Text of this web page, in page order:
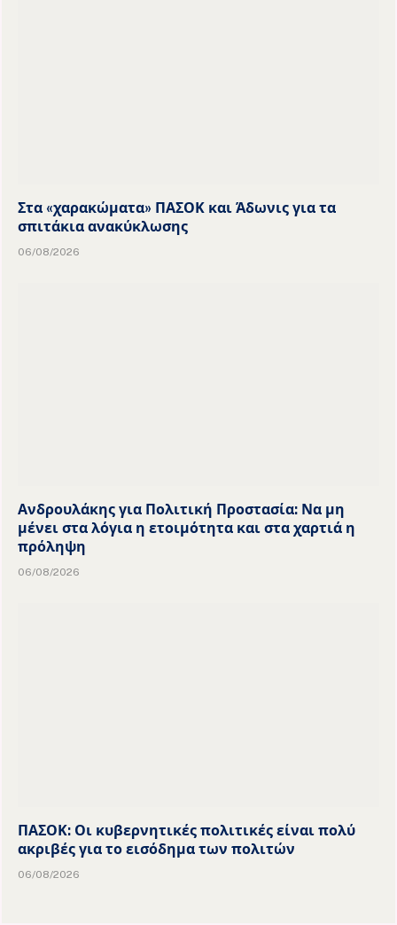
Στα «χαρακώματα» ΠΑΣΟΚ και Άδωνις για τα
σπιτάκια ανακύκλωσης
06/08/2026
Ανδρουλάκης για Πολιτική Προστασία: Να μη
μένει στα λόγια η ετοιμότητα και στα χαρτιά η
πρόληψη
06/08/2026
ΠΑΣΟΚ: Οι κυβερνητικές πολιτικές είναι πολύ
ακριβές για το εισόδημα των πολιτών
06/08/2026